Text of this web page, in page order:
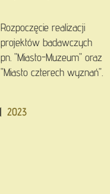
Rozpoczęcie realizacji
projektów badawczych
pn. "Miasto-Muzeum" oraz
"Miasto czterech wyznań".
2023